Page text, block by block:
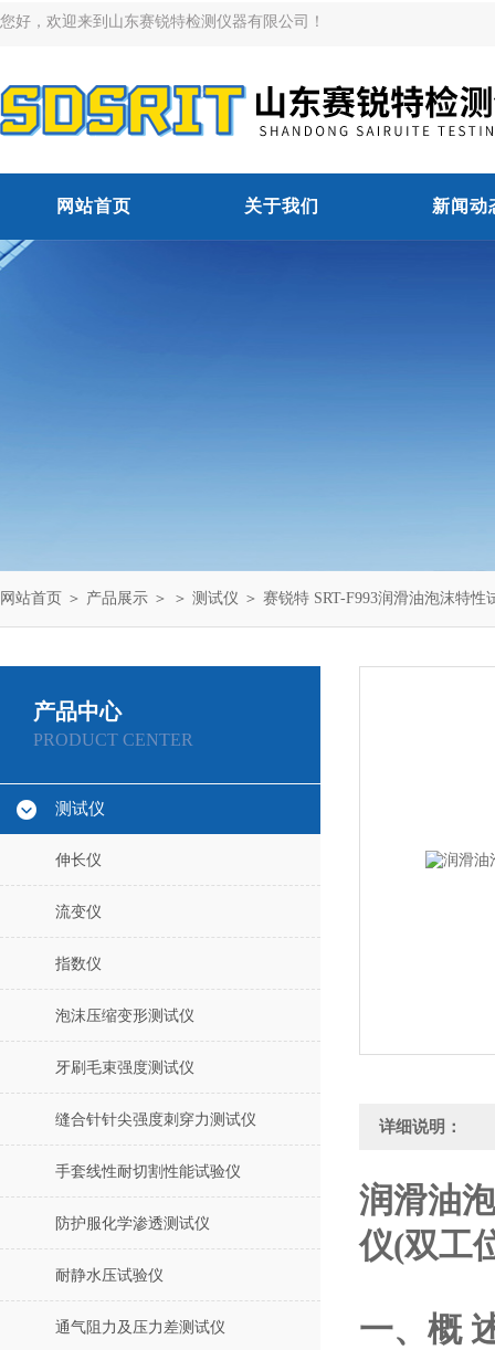
您好，欢迎来到山东赛锐特检测仪器有限公司！
网站首页 关于我们 新闻动
网站首页 ＞ 产品展示 ＞ ＞ 测试仪 ＞ 赛锐特 SRT-F993润滑油泡沫特
产品中心
PRODUCT CENTER
测试仪
伸长仪
流变仪
指数仪
泡沫压缩变形测试仪
牙刷毛束强度测试仪
缝合针针尖强度刺穿力测试仪
手套线性耐切割性能试验仪
防护服化学渗透测试仪
耐静水压试验仪
通气阻力及压力差测试仪
详细说明：
润滑油
仪(双工
一、概